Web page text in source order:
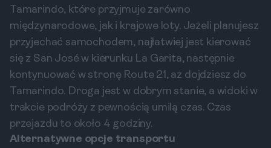
Tamarindo, które przyjmuje zarówno
międzynarodowe, jak i krajowe loty. Jeżeli planujesz
przyjechać samochodem, najłatwiej jest kierować
się z San José w kierunku La Garita, następnie
kontynuować w stronę Route 21, aż dojdziesz do
Tamarindo. Droga jest w dobrym stanie, a widoki w
trakcie podróży z pewnością umilą czas. Czas
przejazdu to około 4 godziny.
Alternatywne opcje transportu